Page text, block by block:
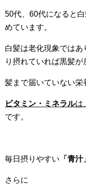
50代、60代になると
めています。
白髪は老化現象では
り摂れていれば黒髪が
髪まで届いていない栄
ビタミン・ミネラルは
です。
毎日摂りやすい 「青汁
さらに